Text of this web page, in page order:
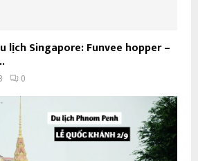
lịch Singapore: Funvee hopper –
0